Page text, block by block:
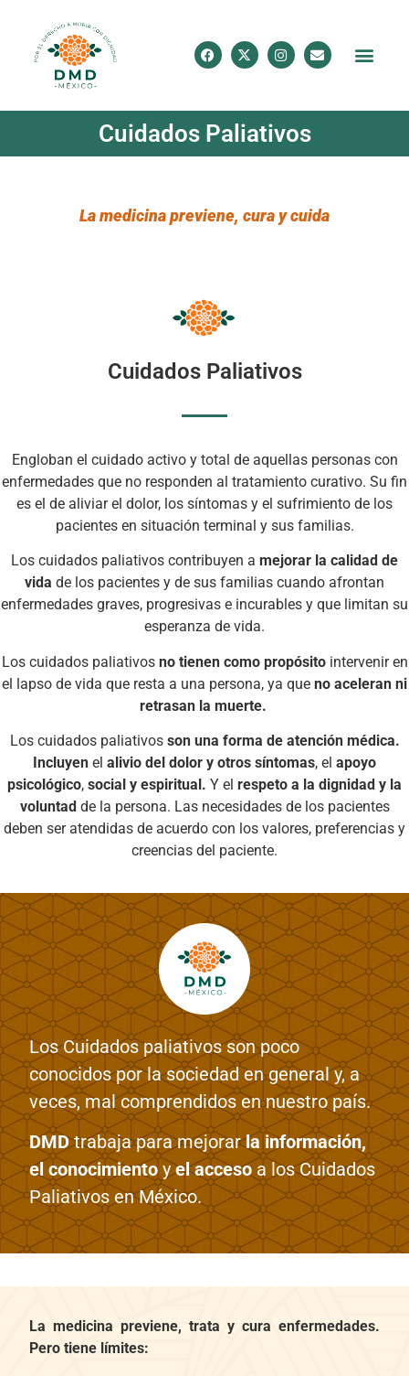
Cuidados Paliativos
La medicina previene, cura y cuida
Cuidados Paliativos
Engloban el cuidado activo y total de aquellas personas con
enfermedades que no responden al tratamiento curativo. Su fin
es el de aliviar el dolor, los síntomas y el sufrimiento de los
pacientes en situación terminal y sus familias.
Los cuidados paliativos contribuyen a mejorar la calidad de
vida de los pacientes y de sus familias cuando afrontan
enfermedades graves, progresivas e incurables y que limitan su
esperanza de vida.
Los cuidados paliativos no tienen como propósitointervenir en
el lapso de vida que resta a una persona, ya que no aceleran ni
retrasan la muerte.
Los cuidados paliativos son una forma de atención médica.
Incluyen el alivio del dolor y otros síntomas, el apoyo
psicológico, social y espiritual. Y el respeto a la dignidad y la
voluntadde la persona. Las necesidades de los pacientes
deben ser atendidas de acuerdo con los valores, preferencias y
creencias del paciente.
Los Cuidados paliativos son poco
conocidos por la sociedad en general y, a
veces, mal comprendidos en nuestro país.
DMDtrabaja para mejorarla información,
el conocimiento yel accesoa los Cuidados
Paliativos en México.
La medicina previene, trata y cura enfermedades.
Pero tiene límites: